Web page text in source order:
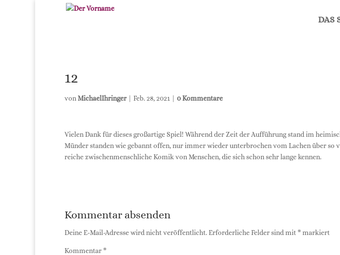
DAS
12
von MichaelIhringer| Feb. 28, 2021 0 Kommentare
Vie­len Dank für die­ses groß­ar­ti­ge Spiel! Wäh­rend der Zeit der Auf­füh­rung stand im
Mün­der stan­den wie gebannt offen, nur immer wie­der unter­bro­chen vom Lachen über
rei­che zwi­schen­mensch­li­che Komik von Men­schen, die sich schon sehr lan­ge kennen.
Kommentar absenden
Deine E-Mail-Adresse wird nicht veröffentlicht.Erforderliche Felder sind mit*markiert
Kommentar*